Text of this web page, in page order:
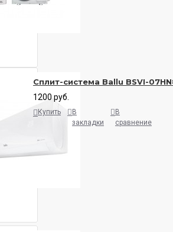
Сплит-система Ballu BSVI-
1200 руб.
Купить
В
закладки
В
сравнение